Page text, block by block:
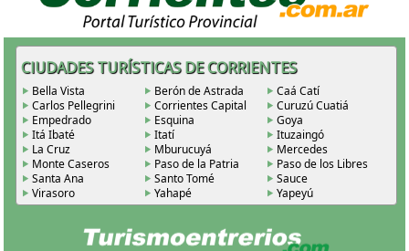
CIUDADES TURÍSTICAS DE CORRIENTES
Bella Vista Berón de Astrada
Caá Catí
Carlos Pellegrini
Corrientes Capital
Curuzú Cuatiá
Empedrado
Esquina
Goya
Itá Ibaté
Itatí
Ituzaingó
La Cruz
Mburucuyá
Mercedes
Monte Caseros
Paso de la Patria
Paso de los Libres
Santa Ana
Santo Tomé
Sauce
Virasoro
Yahapé Yapeyú